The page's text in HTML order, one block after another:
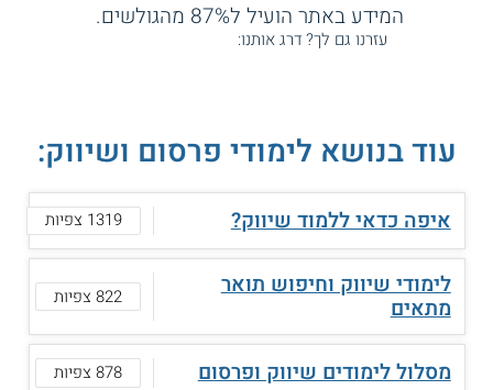
המידע באתר הועיל ל87% מהגולשים.
עזרנו גם לך? דרג אותנו:
עוד בנושא לימודי פרסום ושיווק:
איפה כדאי ללמוד שיווק? 1319 צפיות
לימודי שיווק וחיפוש תואר
מתאים 822 צפיות
מסלול לימודים שיווק ופרסום 878 צפיות